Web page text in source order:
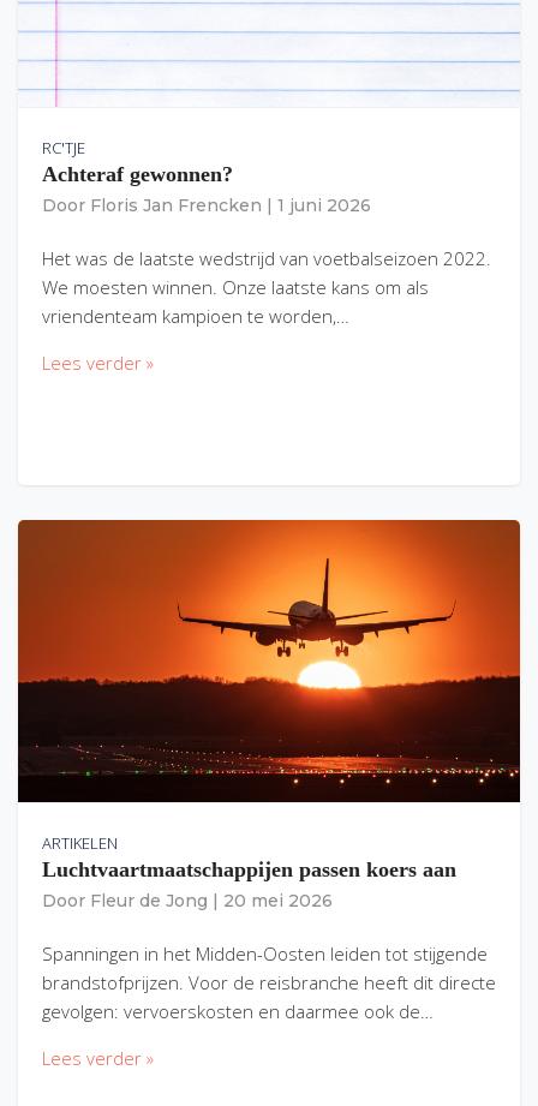
RC'TJE
Achteraf gewonnen?
Door Floris Jan Frencken 1 juni 2026
Het was de laatste wedstrijd van voetbalseizoen 2022.
We moesten winnen. Onze laatste kans om als
vriendenteam kampioen te worden,…
Lees verder »
ARTIKELEN
Luchtvaartmaatschappijen passen koers aan
Door Fleur de Jong 20 mei 2026
Spanningen in het Midden-Oosten leiden tot stijgende
brandstofprijzen. Voor de reisbranche heeft dit directe
gevolgen: vervoerskosten en daarmee ook de…
Lees verder »